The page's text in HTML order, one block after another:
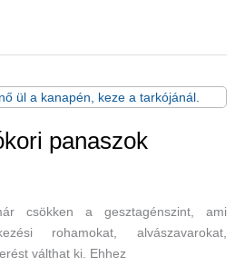
panaszok
csökken a gesztagénszint, ami
rohamokat, alvászavarokat,
válthat ki. Ehhez